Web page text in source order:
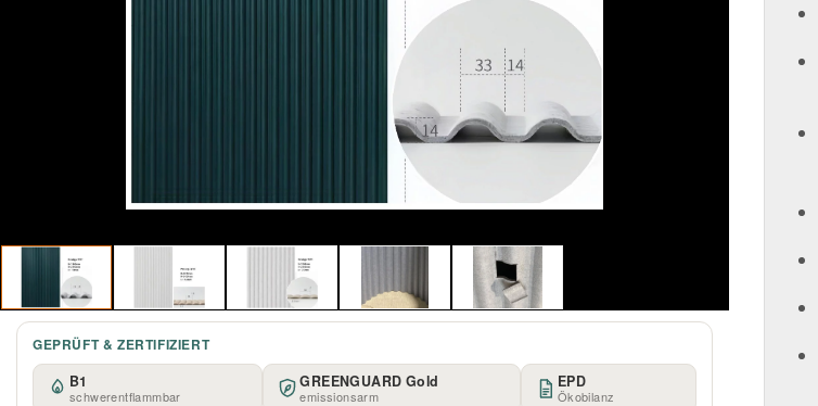
GEPRÜFT & ZERTIFIZIERT
B1
schwerentflammbar
GREENGUARD Gold
emissionsarm
EPD
Ökobilanz